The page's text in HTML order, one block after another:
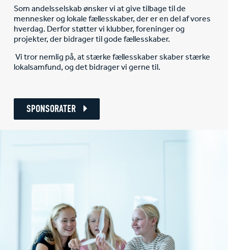
Som andelsselskab ønsker vi at give tilbage til de
mennesker og lokale fællesskaber, der er en del af vores
hverdag. Derfor støtter vi klubber, foreninger og
projekter, der bidrager til gode fællesskaber.
Vi tror nemlig på, at stærke fællesskaber skaber stærke
lokalsamfund, og det bidrager vi gerne til.
SPONSORATER